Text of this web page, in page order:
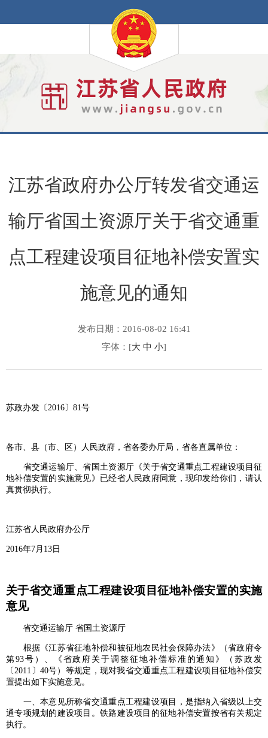
江苏省政府办公厅转发省交通运
输厅省国土资源厅关于省交通重
点工程建设项目征地补偿安置实
施意见的通知
发布日期：2016-08-02 16:41
字体：[大 中 小]
苏政办发〔2016〕81号
各市、县（市、区）人民政府，省各委办厅局，省各直属单位：
省交通运输厅、省国土资源厅《关于省交通重点工程建设项目征
地补偿安置的实施意见》已经省人民政府同意，现印发给你们，请认
真贯彻执行。
江苏省人民政府办公厅
2016年7月13日
关于省交通重点工程建设项目征地补偿安置的实施
意见
省交通运输厅 省国土资源厅
根据《江苏省征地补偿和被征地农民社会保障办法》（省政府令
第93号）、《省政府关于调整征地补偿标准的通知》（苏政发
〔2011〕40号）等规定，现对我省交通重点工程建设项目征地补偿安
置提出如下实施意见。
一、本意见所称省交通重点工程建设项目，是指纳入省级以上交
通专项规划的建设项目。铁路建设项目的征地补偿安置按省有关规定
执行。